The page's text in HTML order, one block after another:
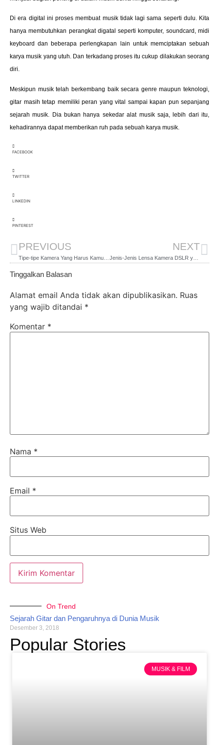
Di era digital ini proses membuat musik tidak lagi sama seperti dulu. Kita
hanya membutuhkan perangkat digatal seperti komputer, soundcard, midi
keyboard dan beberapa perlengkapan lain untuk memciptakan sebuah
karya musik yang utuh. Dan terkadang proses itu cukup dilakukan seorang
diri.
Meskipun musik telah berkembang baik secara genre maupun teknologi,
gitar masih tetap memiliki peran yang vital sampai kapan pun sepanjang
sejarah musik. Dia bukan hanya sekedar alat musik saja, lebih dari itu,
kehadirannya dapat memberikan ruh pada sebuah karya musik.
FACEBOOK
TWITTER
LINKEDIN
PINTEREST
PREVIOUS NEXT
Jenis-Jenis Lensa Kamera DSLR yang Perlu Kamu Tahu
Tinggalkan Balasan
Alamat email Anda tidak akan dipublikasikan. Ruas
yang wajib ditandai *
Komentar *
Nama *
Email *
Situs Web
On Trend
Sejarah Gitar dan Pengaruhnya di Dunia Musik
Desember 3, 2018
Popular Stories
MUSIK & FILM